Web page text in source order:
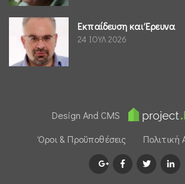
Εκπαίδευση και Έρευνα
24 ΙΟΥΛ 2026
Design And CMS
Όροι & Προϋποθέσεις